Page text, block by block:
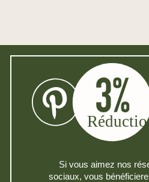
Si vous aimez nos
sociaux, vous